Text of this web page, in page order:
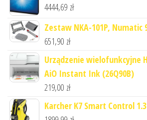
4444,69 zł
Zestaw NKA-101P, Numatic
651,90 zł
Urządzenie wielofunkcyjne
AiO Instant Ink (26Q90B)
219,00 zł
Karcher K7 Smart Control